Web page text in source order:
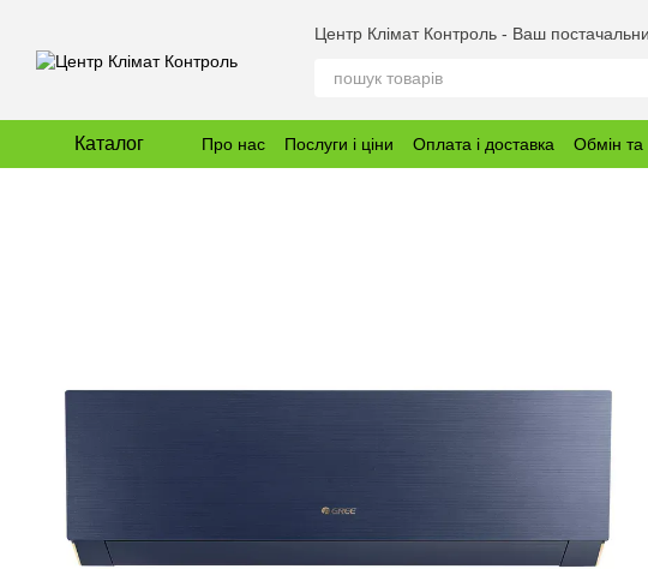
Центр Клімат Контроль - Ваш
Каталог Про нас Послуги і ціни Оплата і доставка Обмін та